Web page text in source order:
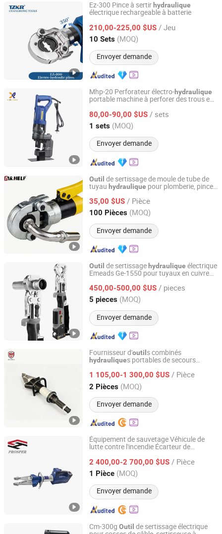
Ez-300 Pince à sertir hydraulique
électrique rechargeable à batterie
210,00-225,00 $US / Jeu
10 Sets (MOQ)
Envoyer demande
Yuhuan Changhong Tools Co., Ltd.
Zhejiang, China Depuis 2024
Mhp-20 Perforateur électro-hydraulique
portable machine à perforer des trous en
80,00-90,00 $US / sets
1 sets (MOQ)
Envoyer demande
Taizhou Xinpu Tools Co.,Ltd
Zhejiang, China Depuis 2024
Outil de sertissage de moule de tube de
tuyau hydraulique pour plomberie, pince
35,00 $US / Pièce
100 Pièces (MOQ)
Envoyer demande
Anhui Huafeng Import & Export Co., Ltd.
Anhui, China Depuis 2023
Outil de sertissage hydraulique électrique
Emeads Ge-1550 pour tuyaux en cuivre
plomberie
450,00-500,00 $US / pieces
5 pieces (MOQ)
Envoyer demande
Zhejiang Emeads Tools Co., Ltd.
Zhejiang, China Depuis 2025
Fournisseur d'outil s combinés
hydrauliques portables de secours
1 105,00-1 300,00 $US / Pièce
2 Pièces (MOQ)
Envoyer demande
Changsha Hongmai International Trade Co., Ltd.
Hunan, China Depuis 2026
Équipement de sauvetage Véhicule de
lutte contre l'incendie Écarteur de
sauvetagehydrauliques Batterie
2 400,00-2 700,00 $US / Pièce
1 Pièce (MOQ)
Envoyer demande
PROSPER (HANGZHOU) TECHNOLOGY CO., LTD.
Zhejiang, China Depuis 2024
Cm-300g Outil de sertissage électrique